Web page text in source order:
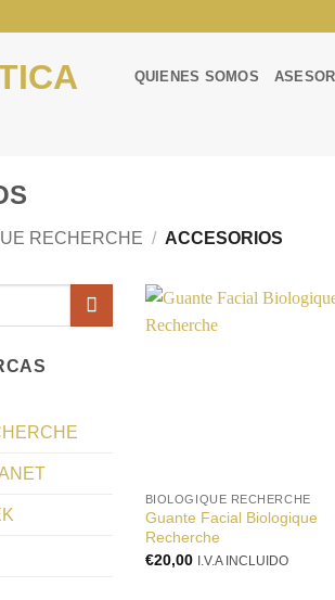
QUIENES SOMOS
RECHERCHE / ACCESORIOS
BIOLOGIQUE RECHERCHE
Guante Facial Biologique
Recherche
€20,00 I.V.A INCLUIDO